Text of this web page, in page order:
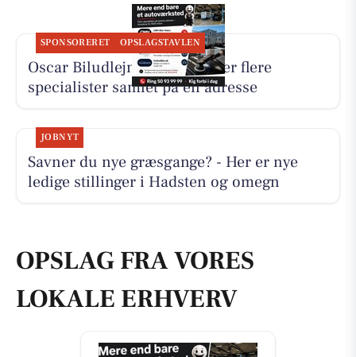
SPONSORERET OPSLAGSTAVLEN
Oscar Biludlejning fremhæver flere
specialister samlet på én adresse
JOBNYT
Savner du nye græsgange? - Her er nye
ledige stillinger i Hadsten og omegn
OPSLAG FRA VORES
LOKALE ERHVERV